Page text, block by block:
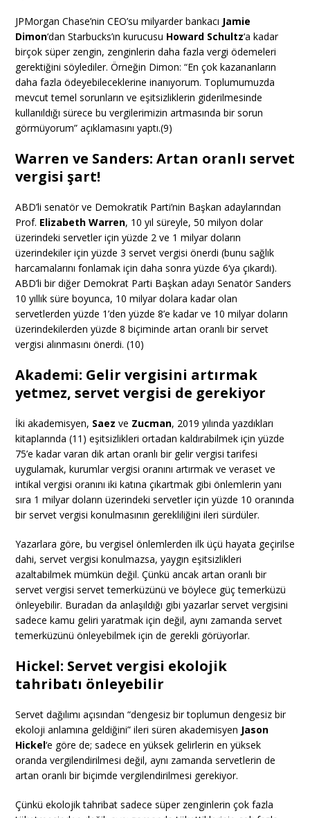
JPMorgan Chase’nin CEO’su milyarder bankacı Jamie
Dimon‘dan Starbucks’ın kurucusu Howard Schultz‘a kadar
birçok süper zengin, zenginlerin daha fazla vergi ödemeleri
gerektiğini söylediler. Örneğin Dimon: “En çok kazananların
daha fazla ödeyebileceklerine inanıyorum. Toplumumuzda
mevcut temel sorunların ve eşitsizliklerin giderilmesinde
kullanıldığı sürece bu vergilerimizin artmasında bir sorun
görmüyorum” açıklamasını yaptı.(9)
Warren ve Sanders: Artan oranlı servet
vergisi şart!
ABD’li senatör ve Demokratik Parti’nin Başkan adaylarından
Prof. Elizabeth Warren, 10 yıl süreyle, 50 milyon dolar
üzerindeki servetler için yüzde 2 ve 1 milyar doların
üzerindekiler için yüzde 3 servet vergisi önerdi (bunu sağlık
harcamalarını fonlamak için daha sonra yüzde 6‘ya çıkardı).
ABD’li bir diğer Demokrat Parti Başkan adayı Senatör Sanders
10 yıllık süre boyunca, 10 milyar dolara kadar olan
servetlerden yüzde 1’den yüzde 8’e kadar ve 10 milyar doların
üzerindekilerden yüzde 8 biçiminde artan oranlı bir servet
vergisi alınmasını önerdi. (10)
Akademi: Gelir vergisini artırmak
yetmez, servet vergisi de gerekiyor
İki akademisyen, Saez ve Zucman, 2019 yılında yazdıkları
kitaplarında (11) eşitsizlikleri ortadan kaldırabilmek için yüzde
75’e kadar varan dik artan oranlı bir gelir vergisi tarifesi
uygulamak, kurumlar vergisi oranını artırmak ve veraset ve
intikal vergisi oranını iki katına çıkartmak gibi önlemlerin yanı
sıra 1 milyar doların üzerindeki servetler için yüzde 10 oranında
bir servet vergisi konulmasının gerekliliğini ileri sürdüler.
Yazarlara göre, bu vergisel önlemlerden ilk üçü hayata geçirilse
dahi, servet vergisi konulmazsa, yaygın eşitsizlikleri
azaltabilmek mümkün değil. Çünkü ancak artan oranlı bir
servet vergisi servet temerküzünü ve böylece güç temerküzü
önleyebilir. Buradan da anlaşıldığı gibi yazarlar servet vergisini
sadece kamu geliri yaratmak için değil, aynı zamanda servet
temerküzünü önleyebilmek için de gerekli görüyorlar.
Hickel: Servet vergisi ekolojik
tahribatı önleyebilir
Servet dağılımı açısından “dengesiz bir toplumun dengesiz bir
ekoloji anlamına geldiğini” ileri süren akademisyen Jason
Hickel‘e göre de; sadece en yüksek gelirlerin en yüksek
oranda vergilendirilmesi değil, aynı zamanda servetlerin de
artan oranlı bir biçimde vergilendirilmesi gerekiyor.
Çünkü ekolojik tahribat sadece süper zenginlerin çok fazla